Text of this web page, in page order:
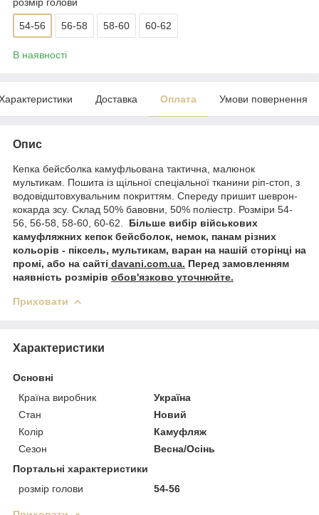
54-56 56-58 58-60 60-62
В наявності
Доставка Оплата Умови повернення
Опис
Кепка бейсболка камуфльована тактична, малюнок
мультикам. Пошита із щільної спеціальної тканини ріп-стоп, з
водовідштовхувальним покриттям. Спереду пришит шеврон-
кокарда зсу. Склад 50% бавовни, 50% поліестр. Розміри 54-
56, 56-58, 58-60, 60-62.
Більше вибір військових
камуфляжних кепок бейсболок, немок, панам різних
кольорів - піксель, мультикам, варан на нашій сторінці на
промі, або на сайті davani.com.ua. Перед замовленням
наявність розмірів обов'язково уточнюйте.
Приховати
Характеристики
Основні
Країна виробник
Україна
Стан
Новий
Колір
Камуфляж
Сезон
Весна/Осінь
Портальні характеристики
розмір голови
54-56